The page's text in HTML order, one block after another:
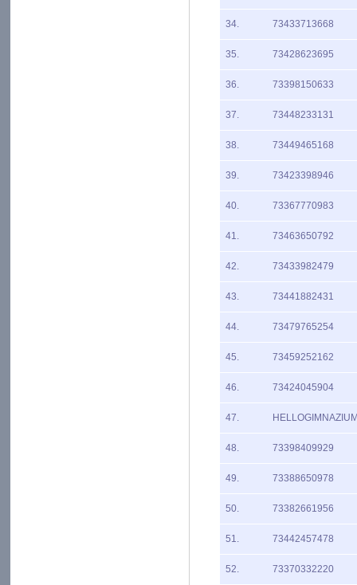
34. 73433713668
35. 73428623695
36. 73398150633
37. 73448233131
38. 73449465168
39. 73423398946
40. 73367770983
41. 73463650792
42. 73433982479
43. 73441882431
44. 73479765254
45. 73459252162
46. 73424045904
47.
48. 73398409929
49. 73388650978
50. 73382661956
51. 73442457478
52. 73370332220